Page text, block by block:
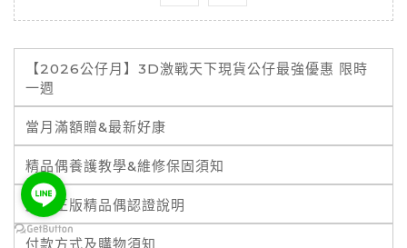
【2026公仔月】3D激戰天下現貨公仔最強優惠 限時
一週
當月滿額贈&最新好康
精品偶養護教學&維修保固須知
霹靂正版精品偶認證說明
付款方式及購物須知